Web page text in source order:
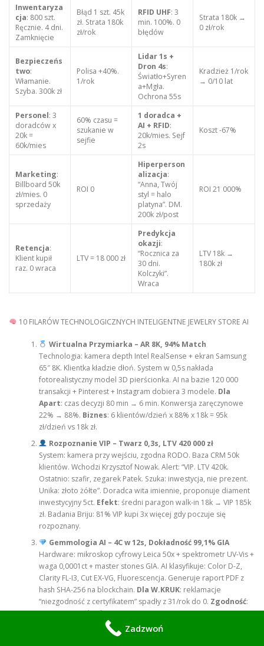
Inwentaryza
cja: 800 szt.
Ręcznie. 4 dni.
Zamknięcie
Błąd 1 szt. 45k
zł. Strata 180k
zł/rok
RFID UHF: 3
min. 100%. 0
błędów
Strata 180k →
0 zł/rok
Bezpieczeńs
two:
Włamanie.
Szyba. 300k zł
Polisa +40%.
1/rok
Lidar 1s +
Dron 4s:
Światło+Syren
a+Mgła.
Ochrona 55s
Kradzież 1/rok
→ 0/10 lat
Personel: 3
doradców x
20k =
60k/mies
60% czasu =
szukanie w
sejfie
1 doradca +
AI + RFID:
20k/mies. Sejf
2s
Koszt -67%
Marketing:
Billboard 50k
zł/mies. 0
sprzedaży
ROI 0
Hiperperson
alizacja:
“Anna, Twój
styl = halo
platyna”. DM.
200k zł/post
ROI 21 000%
Retencja:
Klient kupił
raz. 0 wraca
LTV = 18 000 zł
Predykcja
okazji:
“Rocznica za
30 dni.
Kolczyki”.
Wraca
LTV 18k →
180k zł
10 FILARÓW TECHNOLOGICZNYCH INTELIGENTNE JEWELRY STORE AI
Wirtualna Przymiarka – AR 8K, 94% Match
Technologia: kamera depth Intel RealSense + ekran Samsung
65″ 8K. Klientka kładzie dłoń. System w 0,5s nakłada
fotorealistyczny model 3D pierścionka. AI na bazie 120 000
transakcji + Pinterest + Instagram dobiera 3 modele. Dla
Apart: czas decyzji 80 min → 6 min. Konwersja zaręczynowe
22% → 88%. Biznes: 6 klientów/dzień x 88% x 18k = 95k
zł/dzień vs 18k zł.
Rozpoznanie VIP – Twarz 0,3s, LTV 420 000 zł
System: kamera przy wejściu, zgodna RODO. Baza CRM 50k
klientów. Wchodzi Krzysztof Nowak. Alert: “VIP. LTV 420k.
Ostatnio: szafir, zegarek Patek. Szuka: inwestycja, nie prezent.
Unika: złoto żółte”. Doradca wita imiennie, proponuje diament
inwestycyjny 5ct. Efekt: średni paragon walk-in 18k → VIP 185k
zł. Badania Briju: 81% VIP kupi 3x więcej gdy poczuje się
rozpoznany.
Gemmologia AI – 4C w 12s, Dokładność 99,1% GIA
Hardware: mikroskop cyfrowy Leica 50x + spektrometr UV-Vis +
waga 0,0001ct + master stones GIA. AI klasyfikuje: Color D-Z,
Clarity FL-I3, Cut EX-VG, Fluorescencja. Generuje raport PDF z
hash SHA-256 na blockchain. Dla W.KRUK: reklamacje
“niezgodność z certyfikatem” spadły z 31/rok do 0. Zgodność:
CIBJO, RJC, Kimberley Process.
Magazyn – RFID UHF, 800 Sztuk w 3 Min
Zadzwoń